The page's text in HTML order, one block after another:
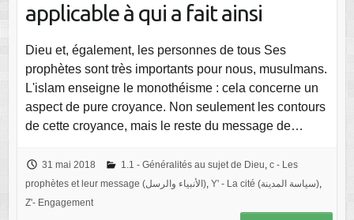
applicable à qui a fait ainsi
Dieu et, également, les personnes de tous Ses
prophètes sont très importants pour nous, musulmans.
L'islam enseigne le monothéisme : cela concerne un
aspect de pure croyance. Non seulement les contours
de cette croyance, mais le reste du message de…
31 mai 2018 1.1 - Généralités au sujet de Dieu, c - Les
prophètes et leur message (الأنبياء والرسل), Y' - La cité (سياسة المدينة),
Z'- Engagement